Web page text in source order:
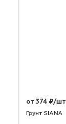
от 374 ₽/шт
Грунт SIANA